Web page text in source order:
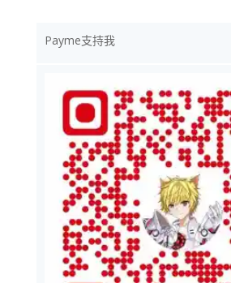
Payme支持我